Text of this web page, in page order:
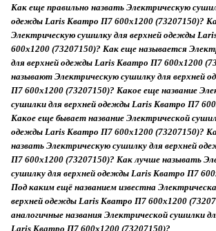
Как еще правильно назвать Электрическую
одежды Laris Кватро П7 600x1200 (73207150)?
Электрическую сушилку для верхней одежды
600x1200 (73207150)? Как еще называется
для верхней одежды Laris Кватро П7 600x1200
называют Электрическую сушилку для верхней
П7 600x1200 (73207150)? Какое еще название
сушилки для верхней одежды Laris Кватро П7
Какое еще бывает название Электрической
одежды Laris Кватро П7 600x1200 (73207150)?
назвать Электрическую сушилку для верхней
П7 600x1200 (73207150)? Как лучше называть
сушилку для верхней одежды Laris Кватро П7
Под каким ещё названием известна
верхней одежды Laris Кватро П7 600x1200
аналогичные названия Электрической сушилки
Laris Кватро П7 600x1200 (73207150)?